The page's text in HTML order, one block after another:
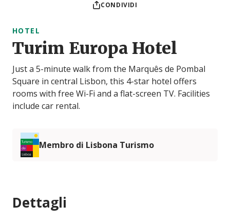
CONDIVIDI
HOTEL
Turim Europa Hotel
Just a 5-minute walk from the Marquês de Pombal
Square in central Lisbon, this 4-star hotel offers
rooms with free Wi-Fi and a flat-screen TV. Facilities
include car rental.
Membro di Lisbona Turismo
Dettagli